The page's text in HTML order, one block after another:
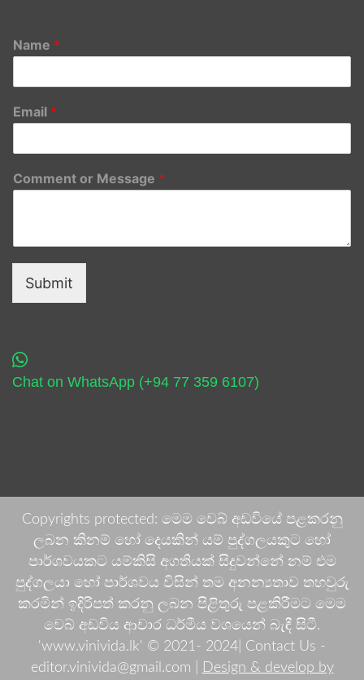
Name *
Email *
Comment or Message *
Submit
Chat on WhatsApp (+94 77 359 6107)
Copyrights protected: මෙම වෙබ් අඩවියේ පළකරනු
ලබන කිනම් හෝ දෙයකින් යම් පුද්ගලයකුට හෝ
පාර්ශවයකට යම්කිසි අගතියක් සිදුවන්නේ නම් එම
පුද්ගලයා හෝ පාර්ශවය විසින් තම අනන්‍යතාව තහවුරු
කරමින් ඉදිරිපත් කරනු ලබන පිළිතුරු පළකිරීමට මෙම
වෙබ් අඩවිය ආචාර ධර්මීය වශයෙන් බැඳී සිටී.
'www.vinivida.lk' © 2021- 2024| Contact Us -
editor.vinivida@gmail.com |
Design & develop by